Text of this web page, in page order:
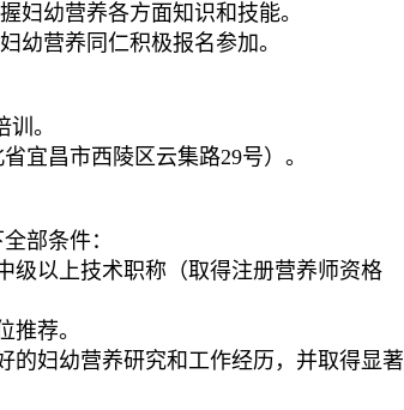
妇幼营养各方面知识和技能。
幼营养同仁积极报名参加。
。
宜昌市西陵区云集路29号）。
部条件：
级以上技术职称（取得注册营养师资格
推荐。
的妇幼营养研究和工作经历，并取得显著